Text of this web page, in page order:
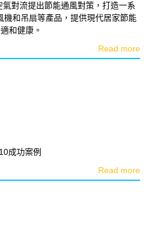
對流提出節能通風對策，打造一系
機和吊扇等產品，提供現代居家節能
和健康。
Read more
成功案例
Read more